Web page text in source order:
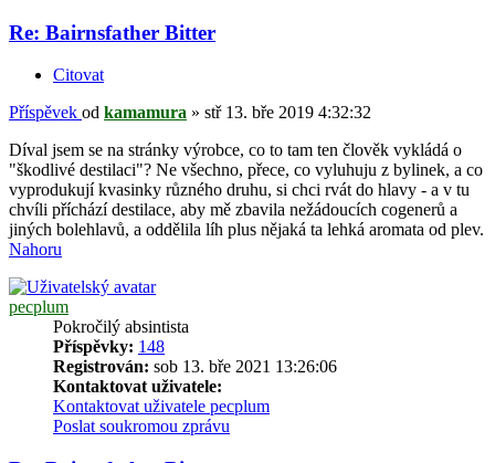
Re: Bairnsfather Bitter
Citovat
Příspěvek od kamamura » stř 13. bře 2019 4:32:32
Díval jsem se na stránky výrobce, co to tam ten člověk vykládá o
"škodlivé destilaci"? Ne všechno, přece, co vyluhuju z bylinek, a co
vyprodukují kvasinky různého druhu, si chci rvát do hlavy - a v tu
chvíli příchází destilace, aby mě zbavila nežádoucích cogenerů a
jiných bolehlavů, a oddělila líh plus nějaká ta lehká aromata od plev.
Nahoru
pecplum
Pokročilý absintista
Příspěvky: 148
Registrován: sob 13. bře 2021 13:26:06
Kontaktovat uživatele:
Kontaktovat uživatele pecplum
Poslat soukromou zprávu